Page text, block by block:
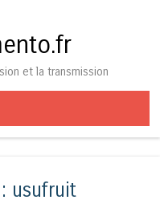
et la transmission
usufruit